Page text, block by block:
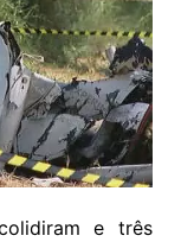
e três